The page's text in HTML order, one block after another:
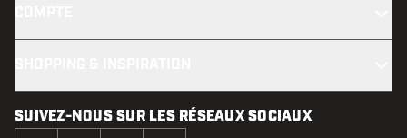
SUIVEZ-NOUS SUR LES RÉSEAUX SOCIAUX